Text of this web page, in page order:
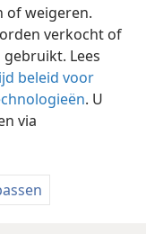
of weigeren.
verkocht of
Lees
beleid voor
. U
via
Instellingen
of Pennsylvania
Privacyinstellingen